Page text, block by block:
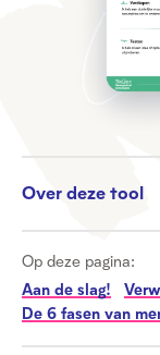
Over deze tool
Op deze pagina:
Aan de slag!
De 6 fasen van